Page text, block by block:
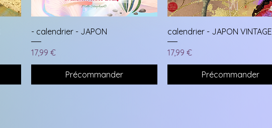
- calendrier - JAPON
Prix
17,99 €
Précommander
calendrier - JAPON VINTAGE
Prix
17,99 €
Précommander